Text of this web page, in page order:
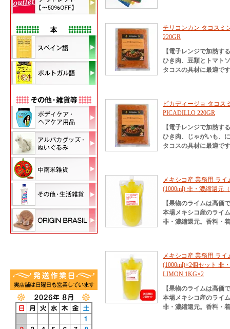
チリコンカン タコスミ
220GR
【電子レンジで加熱す
ひき肉、豆類とトマト
タコスの具材に最適です
ピカディージョ タコス
PICADILLO 220GR
【電子レンジで加熱す
ひき肉、じゃがいも、
タコスの具材に最適です
メキシコ産 業務用 ライ
(1000ml) 非・濃縮還元
【果物のライムは高価
本場メキシコ産のライ
非・濃縮還元。香料・
メキシコ産 業務用 ライ
(1000ml)×2個セット 非
LIMON 1KG×2
【果物のライムは高価
本場メキシコ産のライ
非・濃縮還元。香料・